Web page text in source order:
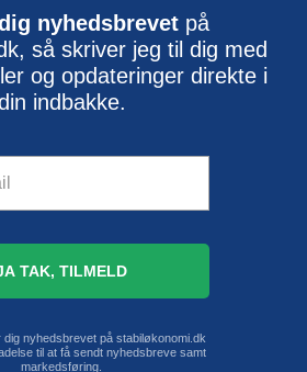
nyhedsbrevet på
så skriver jeg til dig med
og opdateringer direkte i
indbakke.
dig nyhedsbrevet på stabiløkonomi.dk
til at få sendt nyhedsbreve samt
markedsføring.